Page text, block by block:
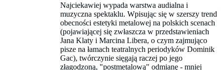
Najciekawiej wypada warstwa audialna i
muzyczna spektaklu. Wpisując się w szerszy trend
obecności estetyki metalowej na polskich scenach
(pojawiającej się zwłaszcza w przedstawieniach
Jana Klaty i Marcina Libera, o czym zajmująco
pisze na łamach teatralnych periodyków Dominik
Gac), twórczynie sięgają raczej po jego
złagodzoną, "postmetalową" odmianę - mniej